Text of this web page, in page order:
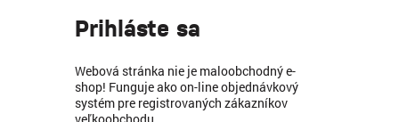
Prihláste sa
Webová stránka nie je maloobchodný e-
shop! Funguje ako on-line objednávkový
systém pre registrovaných zákazníkov